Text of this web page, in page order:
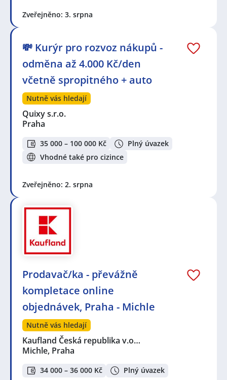
Zveřejněno: 3. srpna
💸 Kurýr pro rozvoz nákupů -
odměna až 4.000 Kč/den
včetně spropitného + auto
Nutně vás hledají
Quixy s.r.o.
Praha
35 000 – 100 000 Kč
Plný úvazek
Vhodné také pro cizince
Zveřejněno: 2. srpna
Prodavač/ka - převážně
kompletace online
objednávek, Praha - Michle
Nutně vás hledají
Kaufland Česká republika v.o…
Michle, Praha
34 000 – 36 000 Kč Plný úvazek